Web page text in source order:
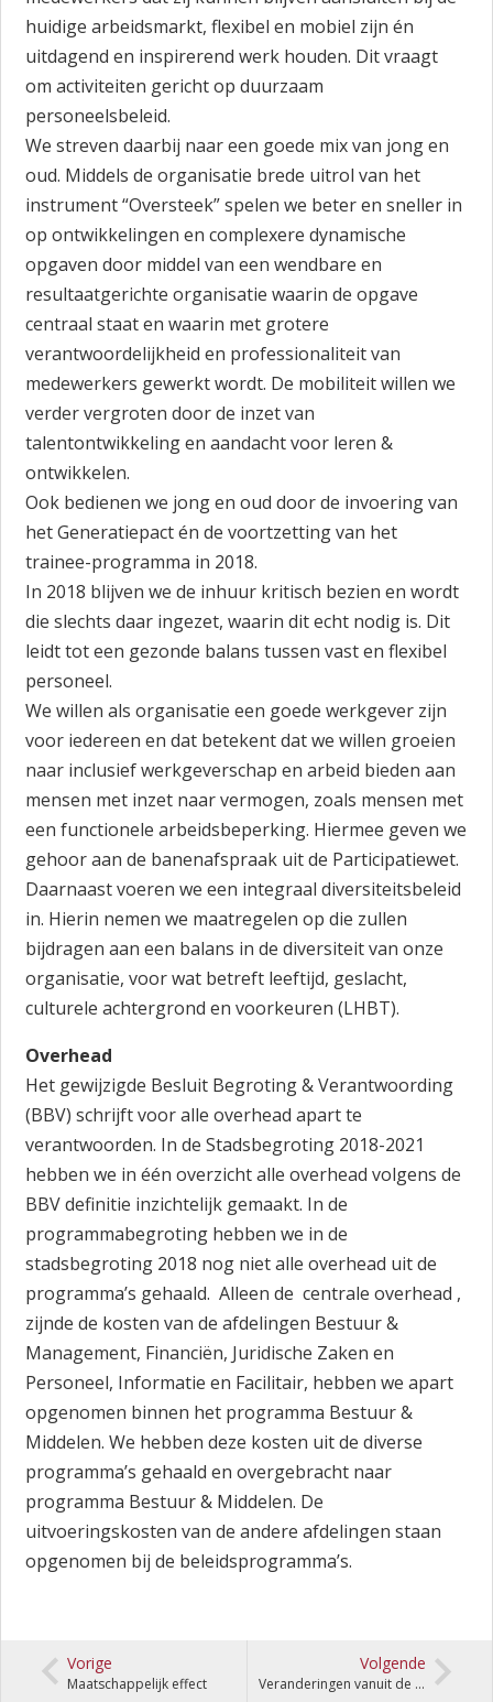
huidige arbeidsmarkt, flexibel en mobiel zijn én
uitdagend en inspirerend werk houden. Dit vraagt
om activiteiten gericht op duurzaam
personeelsbeleid.
We streven daarbij naar een goede mix van jong en
oud. Middels de organisatie brede uitrol van het
instrument “Oversteek” spelen we beter en sneller in
op ontwikkelingen en complexere dynamische
opgaven door middel van een wendbare en
resultaatgerichte organisatie waarin de opgave
centraal staat en waarin met grotere
verantwoordelijkheid en professionaliteit van
medewerkers gewerkt wordt. De mobiliteit willen we
verder vergroten door de inzet van
talentontwikkeling en aandacht voor leren &
ontwikkelen.
Ook bedienen we jong en oud door de invoering van
het Generatiepact én de voortzetting van het
trainee-programma in 2018.
In 2018 blijven we de inhuur kritisch bezien en wordt
die slechts daar ingezet, waarin dit echt nodig is. Dit
leidt tot een gezonde balans tussen vast en flexibel
personeel.
We willen als organisatie een goede werkgever zijn
voor iedereen en dat betekent dat we willen groeien
naar inclusief werkgeverschap en arbeid bieden aan
mensen met inzet naar vermogen, zoals mensen met
een functionele arbeidsbeperking. Hiermee geven we
gehoor aan de banenafspraak uit de Participatiewet.
Daarnaast voeren we een integraal diversiteitsbeleid
in. Hierin nemen we maatregelen op die zullen
bijdragen aan een balans in de diversiteit van onze
organisatie, voor wat betreft leeftijd, geslacht,
culturele achtergrond en voorkeuren (LHBT).
Overhead
Het gewijzigde Besluit Begroting & Verantwoording
(BBV) schrijft voor alle overhead apart te
verantwoorden. In de Stadsbegroting 2018-2021
hebben we in één overzicht alle overhead volgens de
BBV definitie inzichtelijk gemaakt. In de
programmabegroting hebben we in de
stadsbegroting 2018 nog niet alle overhead uit de
programma’s gehaald. Alleen de centrale overhead ,
zijnde de kosten van de afdelingen Bestuur &
Management, Financiën, Juridische Zaken en
Personeel, Informatie en Facilitair, hebben we apart
opgenomen binnen het programma Bestuur &
Middelen. We hebben deze kosten uit de diverse
programma’s gehaald en overgebracht naar
programma Bestuur & Middelen. De
uitvoeringskosten van de andere afdelingen staan
opgenomen bij de beleidsprogramma’s.
Vorige
Maatschappelijk effect
Volgende
Veranderingen vanuit de Zomernota